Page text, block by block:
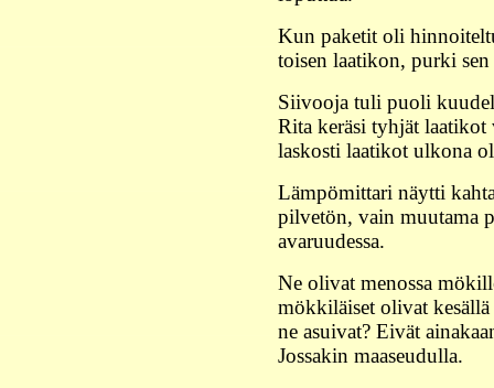
Kun paketit oli
toisen laatikon, purki
Siivooja tuli puoli
Rita keräsi tyhjät
laskosti laatikot ulkona
Lämpömittari näytti
pilvetön, vain muutama
avaruudessa.
Ne olivat menossa
mökkiläiset olivat
ne asuivat? Eivät
Jossakin maaseudulla.